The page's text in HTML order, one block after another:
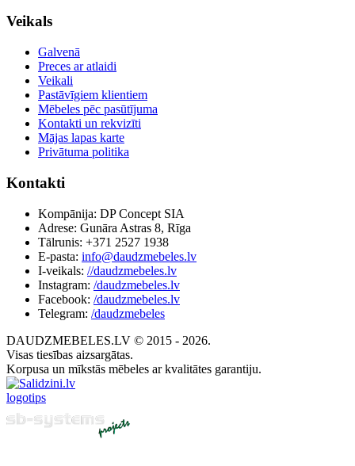
Veikals
Galvenā
Preces ar atlaidi
Veikali
Pastāvīgiem klientiem
Mēbeles pēc pasūtījuma
Kontakti un rekvizīti
Mājas lapas karte
Privātuma politika
Kontakti
Kompānija: DP Concept SIA
Adrese: Gunāra Astras 8, Rīga
Tālrunis: +371 2527 1938
E-pasta: info@daudzmebeles.lv
I-veikals: //daudzmebeles.lv
Instagram: /daudzmebeles.lv
Facebook: /daudzmebeles.lv
Telegram: /daudzmebeles
DAUDZMEBELES.LV © 2015 - 2026.
Visas tiesības aizsargātas.
Korpusa un mīkstās mēbeles ar kvalitātes garantiju.